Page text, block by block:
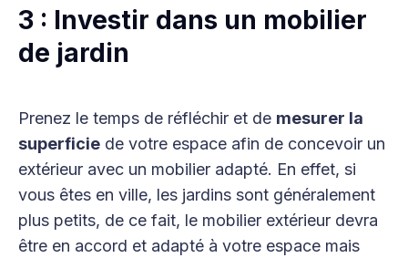
3 : Investir dans un mobilier
de jardin
Prenez le temps de réfléchir et de mesurer la
superficie de votre espace afin de concevoir un
extérieur avec un mobilier adapté. En effet, si
vous êtes en ville, les jardins sont généralement
plus petits, de ce fait, le mobilier extérieur devra
être en accord et adapté à votre espace mais